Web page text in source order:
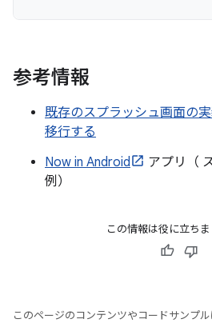
参考情報
既存のスプラッシュ画面の
移行する
Now in Android
アプリ（
例）
この情報は役に立ち
このページのコンテンツやコードサンプル